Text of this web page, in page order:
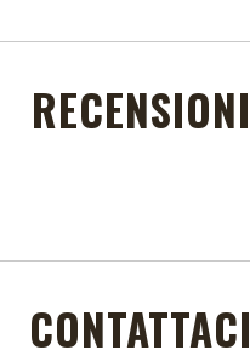
RECENSIONI
CONTATTACI